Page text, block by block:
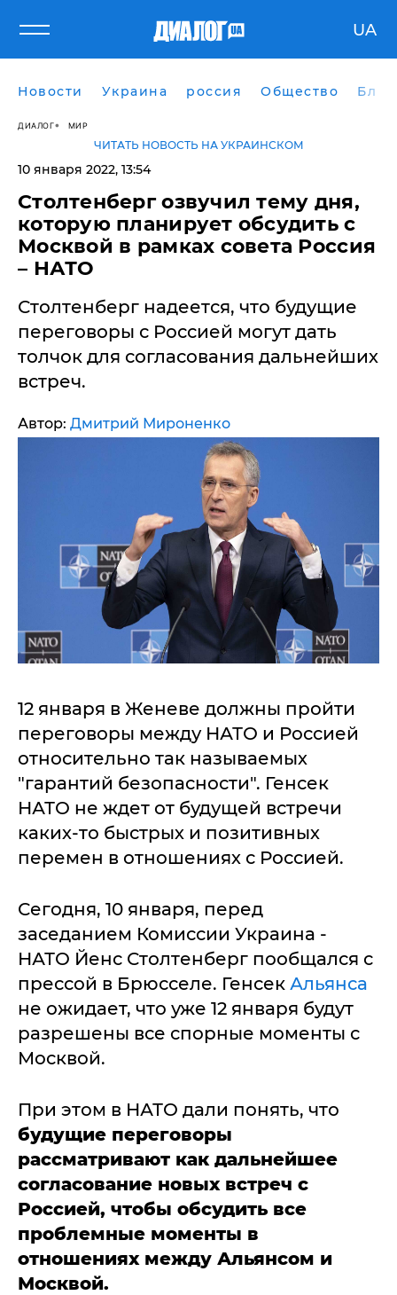
UA
Новости Украина россия Общество
ДИАЛОГ МИР
ЧИТАТЬ НОВОСТЬ НА УКРАИНСКОМ
10 января 2022, 13:54
​Столтенберг озвучил тему дня,
которую планирует обсудить с
Москвой в рамках совета Россия
– НАТО
Столтенберг надеется, что будущие
переговоры с Россией могут дать
толчок для согласования дальнейших
встреч.
Автор: Дмитрий Мироненко
12 января в Женеве должны пройти
переговоры между НАТО и Россией
относительно так называемых
"гарантий безопасности". Генсек
НАТО не ждет от будущей встречи
каких-то быстрых и позитивных
перемен в отношениях с Россией.
Сегодня, 10 января, перед
заседанием Комиссии Украина -
НАТО Йенс Столтенберг пообщался с
прессой в Брюсселе. Генсек Альянса
не ожидает, что уже 12 января будут
разрешены все спорные моменты с
Москвой.
При этом в НАТО дали понять, что
будущие переговоры
рассматривают как дальнейшее
согласование новых встреч с
Россией, чтобы обсудить все
проблемные моменты в
отношениях между Альянсом и
Москвой.